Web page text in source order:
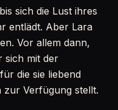
sich die Lust ihres
entlädt. Aber Lara
Vor allem dann,
sich mit der
die sie liebend
Verfügung stellt.